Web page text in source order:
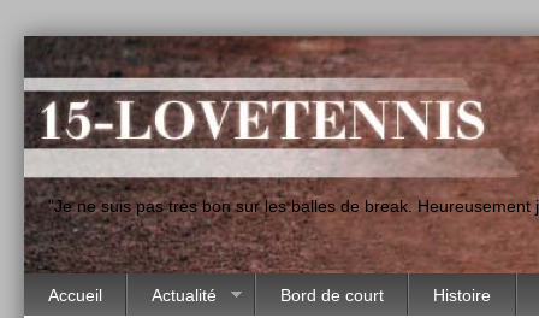
"Je ne suis pas très bon sur les balles de break.
Accueil Actualité Bord de court Histoire